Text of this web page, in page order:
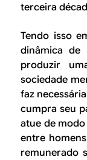
terceira
Tendo isso
dinâmica de
produzir
sociedade
faz
cumpra seu
atue de
entre
remunerado